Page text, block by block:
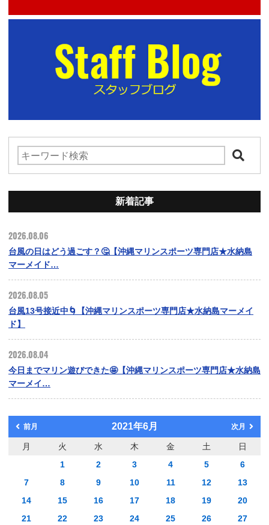
新着記事
2026.08.06
台風の日はどう過ごす？🤔【沖縄マリンスポーツ専門店★水納島
マーメイド…
2026.08.05
台風13号接近中🌀【沖縄マリンスポーツ専門店★水納島マーメイ
ド】
2026.08.04
今日までマリン遊びできた🤩【沖縄マリンスポーツ専門店★水納島
マーメイ…
前月 2021年6月 次月
月 火 水 木 金 土
日
1
2 3 4 5
6
7
8 9 10 11 12
13
14
15 16 17 18 19
20
21
22 23 24 25 26 27